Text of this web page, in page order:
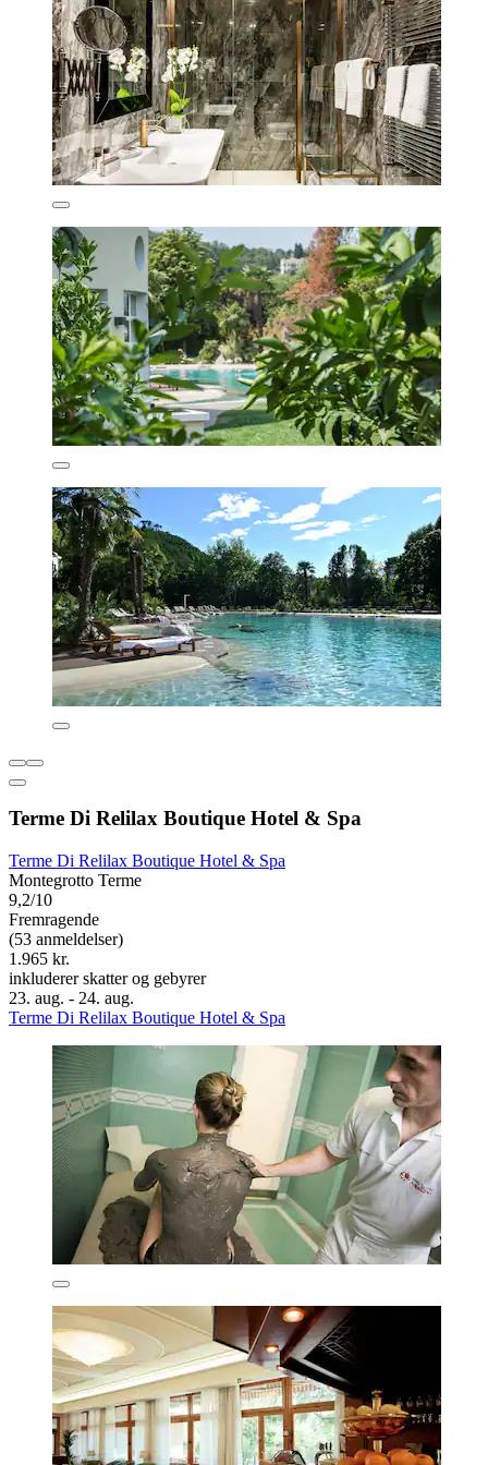
Terme Di Relilax Boutique Hotel & Spa
Terme Di Relilax Boutique Hotel & Spa
Montegrotto Terme
9,2/10
Fremragende
(53 anmeldelser)
1.965 kr.
inkluderer skatter og gebyrer
23. aug. - 24. aug.
Terme Di Relilax Boutique Hotel & Spa